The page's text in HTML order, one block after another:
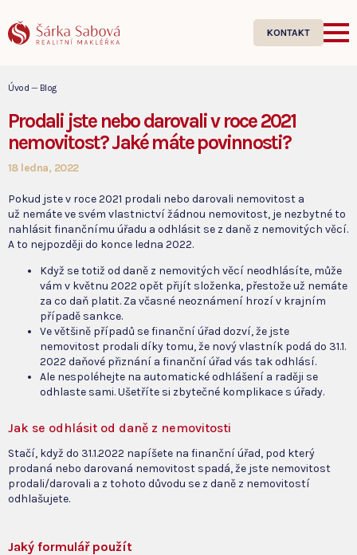
KONTAKT
Úvod — Blog
Prodali jste nebo darovali v roce 2021
nemovitost? Jaké máte povinnosti?
18 ledna, 2022
Pokud jste v roce 2021 prodali nebo darovali nemovitost a
už nemáte ve svém vlastnictví žádnou nemovitost, je nezbytné to
nahlásit finančnímu úřadu a odhlásit se z daně z nemovitých věcí.
A to nejpozději do konce ledna 2022.
Když se totiž od daně z nemovitých věcí neodhlásíte, může
vám v květnu 2022 opět přijít složenka, přestože už nemáte
za co daň platit. Za včasné neoznámení hrozí v krajním
případě sankce.
Ve většině případů se finanční úřad dozví, že jste
nemovitost prodali díky tomu, že nový vlastník podá do 31.1.
2022 daňové přiznání a finanční úřad vás tak odhlásí.
Ale nespoléhejte na automatické odhlášení a raději se
odhlaste sami. Ušetříte si zbytečné komplikace s úřady.
Jak se odhlásit od daně z nemovitosti
Stačí, když do 31.1.2022 napíšete na finanční úřad, pod který
prodaná nebo darovaná nemovitost spadá, že jste nemovitost
prodali/darovali a z tohoto důvodu se z daně z nemovitostí
odhlašujete.
Jaký formulář použít